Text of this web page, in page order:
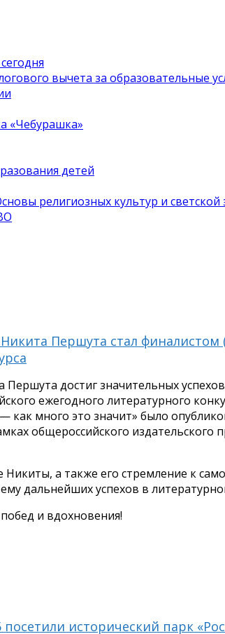
вычета за образовательные
«Чебурашка»
детей
религиозных культур и светской
Першута стал финалистом
достиг значительных
ежегодного литературного
как много это значит» было
общероссийского издательского
Никиты, а также его стремление к
дальнейших успехов в
и вдохновения!
исторический парк